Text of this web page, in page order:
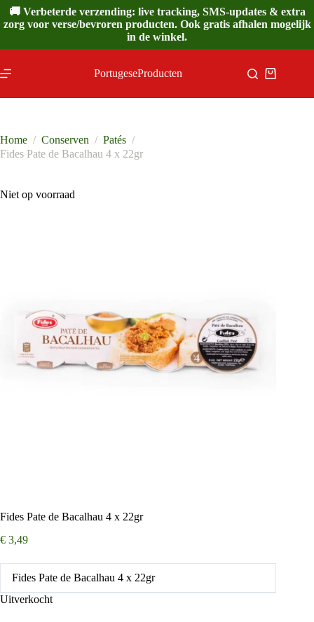
Ga
naar
de
🚚 Verbeterde verzending: live tracking, SMS-updates & extra
zorg voor verse/bevroren producten. Ook gratis afhalen mogelijk
in de winkel.
PortugeseProducten
Home / Conserven / Patés /
Fides Pate de Bacalhau 4 x 22gr
Niet op voorraad
Fides Pate de Bacalhau 4 x 22gr
€ 3,49
Fides Pate de Bacalhau 4 x 22gr
Uitverkocht